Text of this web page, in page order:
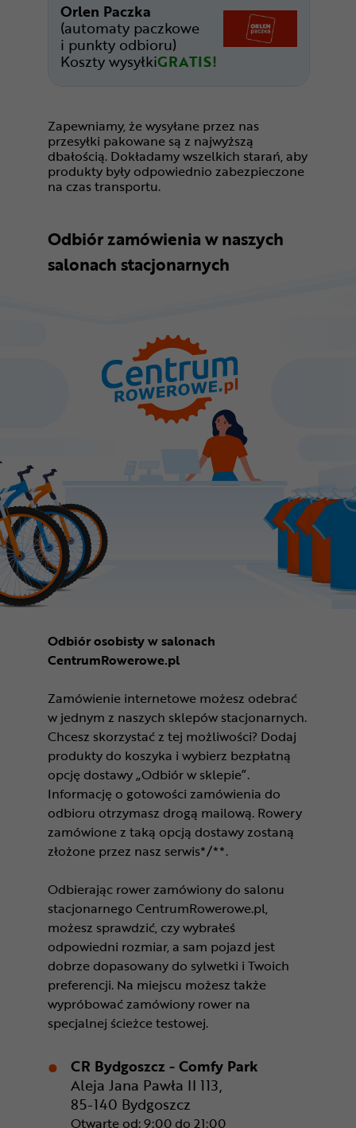
Orlen Paczka
(automaty paczkowe
i punkty odbioru)
Koszty wysyłkiGRATIS!
Zapewniamy, że wysyłane przez nas
przesyłki pakowane są z najwyższą
dbałością. Dokładamy wszelkich starań, aby
produkty były odpowiednio zabezpieczone
na czas transportu.
Odbiór zamówienia w naszych
salonach stacjonarnych
Odbiór osobisty w salonach
CentrumRowerowe.pl
Zamówienie internetowe możesz odebrać
w jednym z naszych sklepów stacjonarnych.
Chcesz skorzystać z tej możliwości? Dodaj
produkty do koszyka i wybierz bezpłatną
opcję dostawy „Odbiór w sklepie”.
Informację o gotowości zamówienia do
odbioru otrzymasz drogą mailową. Rowery
zamówione z taką opcją dostawy zostaną
złożone przez nasz serwis*/**.
Odbierając rower zamówiony do salonu
stacjonarnego CentrumRowerowe.pl,
możesz sprawdzić, czy wybrałeś
odpowiedni rozmiar, a sam pojazd jest
dobrze dopasowany do sylwetki i Twoich
preferencji. Na miejscu możesz także
wypróbować zamówiony rower na
specjalnej ścieżce testowej.
CR Bydgoszcz - Comfy Park
Aleja Jana Pawła II 113,
85-140 Bydgoszcz
Otwarte od: 9:00 do 21:00